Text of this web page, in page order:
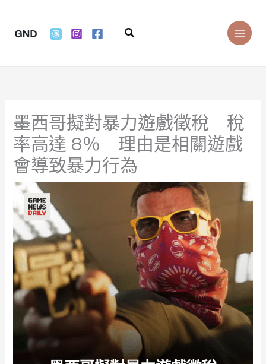
content
Search
墨西哥擬對暴力遊戲徵稅 稅
率高達 8％ 理由是相關遊戲
會導致暴力行為